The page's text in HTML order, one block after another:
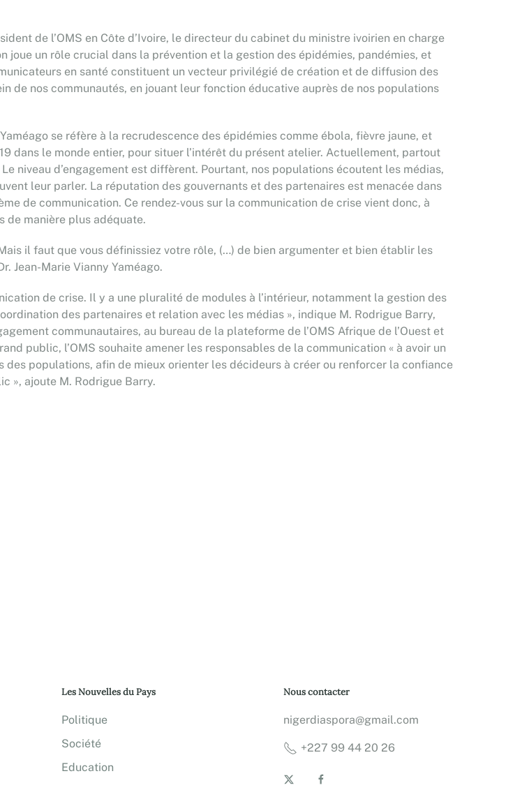
de l’OMS en Côte d’Ivoire, le directeur du cabinet du ministre ivoirien en charge
un rôle crucial dans la prévention et la gestion des épidémies, pandémies, et
en santé constituent un vecteur privilégié de création et de diffusion des
de nos communautés, en jouant leur fonction éducative auprès de nos populations
se réfère à la recrudescence des épidémies comme ébola, fièvre jaune, et
dans le monde entier, pour situer l’intérêt du présent atelier. Actuellement, partout
niveau d’engagement est diffèrent. Pourtant, nos populations écoutent les médias,
leur parler. La réputation des gouvernants et des partenaires est menacée dans
de communication. Ce rendez-vous sur la communication de crise vient donc, à
de manière plus adéquate.
il faut que vous définissiez votre rôle, (…) de bien argumenter et bien établir les
Jean-Marie Vianny Yaméago.
de crise. Il y a une pluralité de modules à l’intérieur, notamment la gestion des
des partenaires et relation avec les médias », indique M. Rodrigue Barry,
communautaires, au bureau de la plateforme de l’OMS Afrique de l’Ouest et
public, l’OMS souhaite amener les responsables de la communication « à avoir un
populations, afin de mieux orienter les décideurs à créer ou renforcer la confiance
», ajoute M. Rodrigue Barry.
Les Nouvelles du Pays
Politique
Société
Education
Nous contacter
nigerdiaspora@gmail.com
+227 99 44 20 26